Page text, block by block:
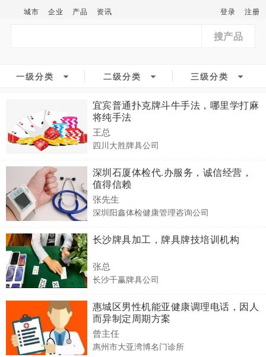
城市 企业 产品 资讯 登录 注册
搜产品
一级分类 二级分类 三级分类
宜宾普通扑克牌斗牛手法，哪里学打麻
将纯手法
王总
四川大胜牌具公司
深圳石厦体检代.办服务，诚信经营，
值得信赖
张先生
深圳阳鑫体检健康管理咨询公司
长沙牌具加工，牌具牌技培训机构
张总
长沙千赢牌具公司
惠城区男性机能亚健康调理电话，因人
而异制定周期方案
曾主任
惠州市大亚湾博名门诊所